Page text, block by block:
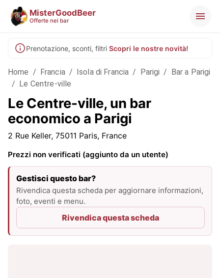
MisterGoodBeer
Offerte nei bar
Prenotazione, sconti, filtri Scopri le nostre novità!
Home / Francia / Isola di Francia / Parigi / Bar a Parigi
/ Le Centre-ville
Le Centre-ville, un bar
economico a Parigi
2 Rue Keller, 75011 Paris, France
Prezzi non verificati (aggiunto da un utente)
Gestisci questo bar?
Rivendica questa scheda per aggiornare informazioni,
foto, eventi e menu.
Rivendica questa scheda